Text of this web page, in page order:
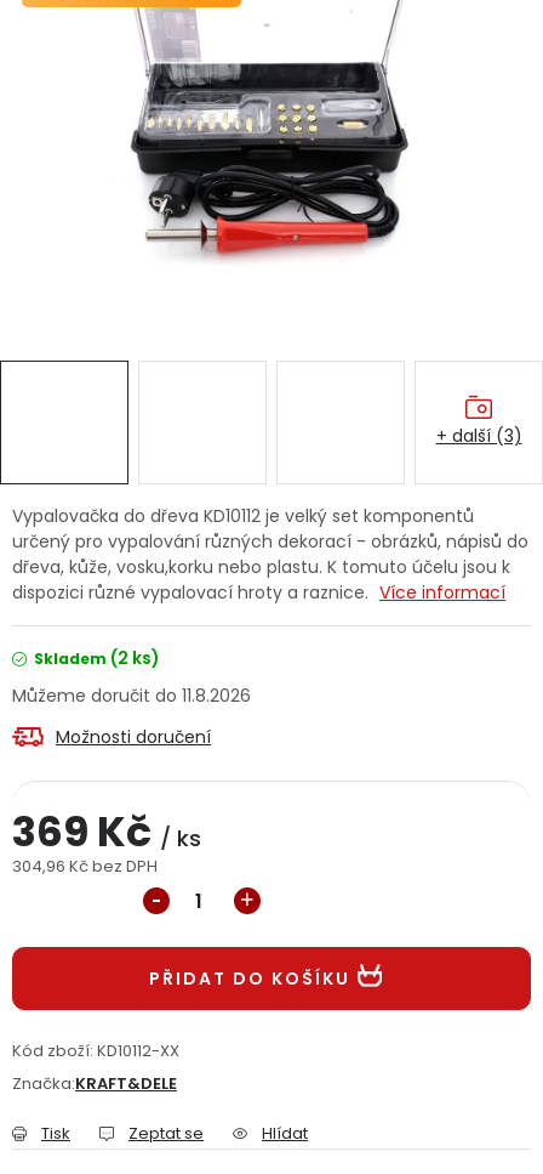
Dětská hřiště
Autodoplňky
Ochranné pomůcky
Výprodej
Jaký je aktuální stav mé objednávky?
Servis nářadí Hodnocení obchodu
Reklamační formulář
Obchodní podmínky Reklamační řád
Vypalovačka do dřeva KD10112 je velký set komponentů
určený pro vypalování různých dekorací - obrázků, nápisů do
dřeva, kůže, vosku,korku nebo plastu. K tomuto účelu jsou k
dispozici různé vypalovací hroty a raznice. Více informací
Skladem (2 ks)
11.8.2026
Možnosti doručení
369 Kč / ks
304,96 Kč bez DPH
PŘIDAT DO KOŠÍKU
Kód zboží: KD10112-XX
Značka:KRAFT&DELE
Tisk Zeptat se Hlídat
+ další (3)